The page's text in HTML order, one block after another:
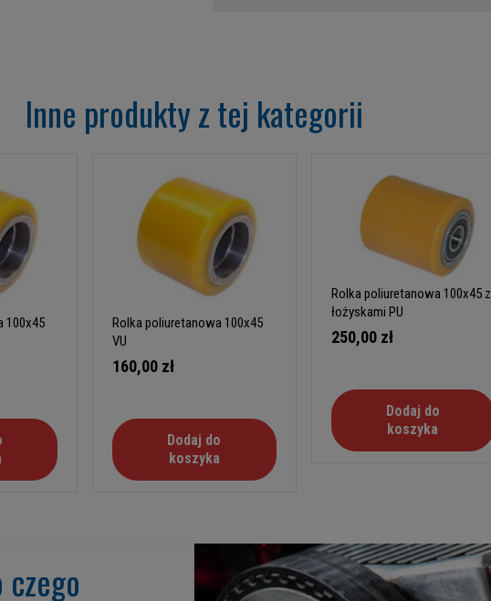
Inne produkty z tej kategorii
100x45
Rolka poliuretanowa 100x45
VU
160,00 zł
Dodaj do
koszyka
Rolka poliuretanowa 100x45 z
łożyskami PU
250,00 zł
Dodaj do
koszyka